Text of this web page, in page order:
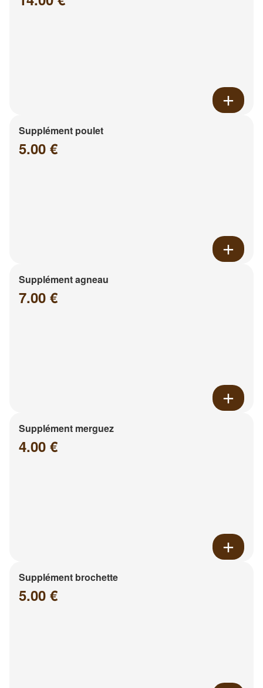
Supplément poulet
5.00 €
Supplément agneau
7.00 €
Supplément merguez
4.00 €
Supplément brochette
5.00 €